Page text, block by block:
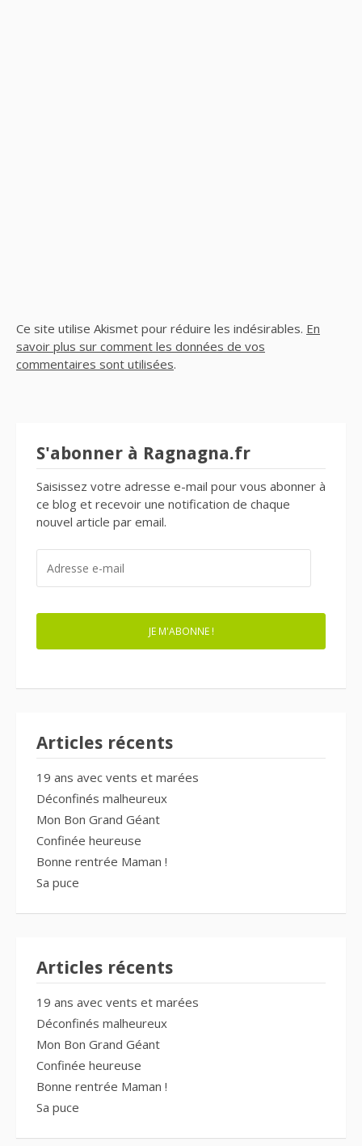
Ce site utilise Akismet pour réduire les indésirables. En
savoir plus sur comment les données de vos
commentaires sont utilisées.
S'abonner à Ragnagna.fr
Saisissez votre adresse e-mail pour vous abonner à
ce blog et recevoir une notification de chaque
nouvel article par email.
MAIL
JE M'ABONNE !
Articles récents
19 ans avec vents et marées
Déconfinés malheureux
Mon Bon Grand Géant
Confinée heureuse
Bonne rentrée Maman !
Sa puce
Articles récents
19 ans avec vents et marées
Déconfinés malheureux
Mon Bon Grand Géant
Confinée heureuse
Bonne rentrée Maman !
Sa puce